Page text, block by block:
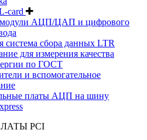
card
АЦП/ЦАП и цифрового
система сбора данных LTR
для измерения качества
по ГОСТ
и вспомогательное
платы АЦП на шину
PCI